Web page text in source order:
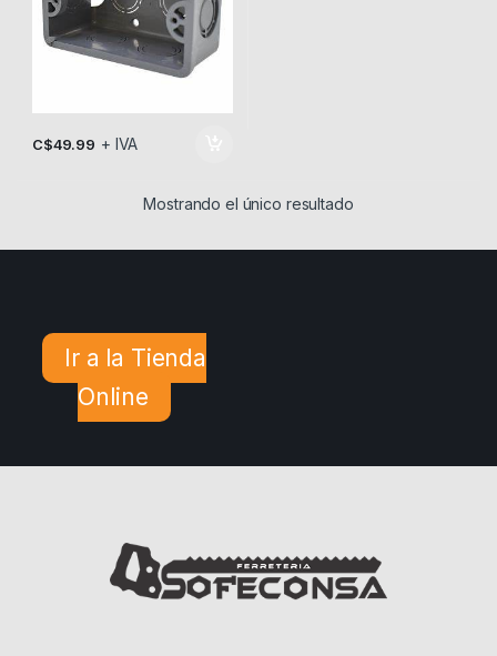
C$49.99 + IVA
Mostrando el único resultado
Ir a la Tienda
Online